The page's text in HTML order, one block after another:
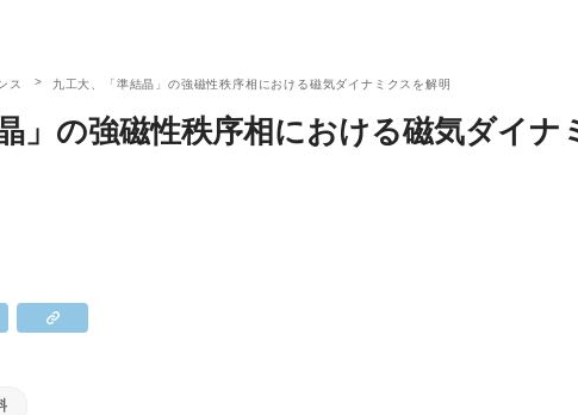
ス 九工大、「準結晶」の強磁性秩序相における磁気ダイナミクスを解明
」の強磁性秩序相における磁気ダイナ